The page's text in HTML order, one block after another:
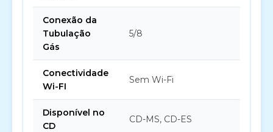
Conexão da
Tubulação
Gás
5/8
Conectividade
Wi-FI
Sem Wi-Fi
Disponível no
CD
CD-MS, CD-ES